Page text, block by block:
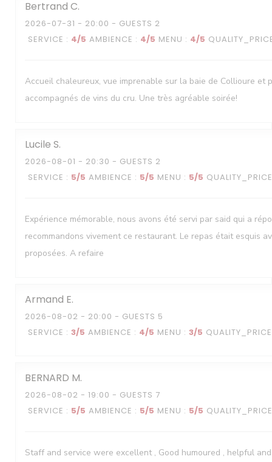
Bertrand C
2026-07-31 - 20:00 - GUESTS 2
SERVICE : 4/5 AMBIENCE : 4/5 MENU : 4/5
Accueil chaleureux, vue imprenable sur la baie de Collioure et
accompagnés de vins du cru. Une très agréable soirée!
Lucile S
2026-08-01 - 20:30 - GUESTS 2
SERVICE : 5/5 AMBIENCE : 5/5 MENU : 5/5 QUALITY_PRICE
Expérience mémorable, nous avons été servi par said qui a
recommandons vivement ce restaurant. Le repas était esquis
proposées. A refaire
Armand E
2026-08-02 - 20:00 - GUESTS 5
SERVICE : 3/5 AMBIENCE : 4/5 MENU : 3/5 QUALITY_PRICE
BERNARD M
2026-08-02 - 19:00 - GUESTS 7
SERVICE : 5/5 AMBIENCE : 5/5 MENU : 5/5 QUALITY_PRICE
Staff and service were excellent , Good humoured , helpful